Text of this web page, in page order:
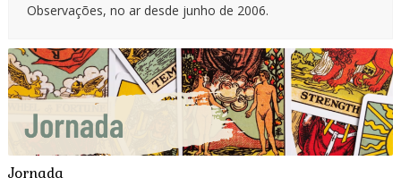
Observações, no ar desde junho de 2006.
Jornada